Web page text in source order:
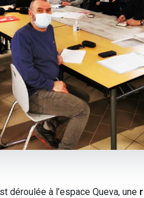
déroulée à l’espace Queva, une